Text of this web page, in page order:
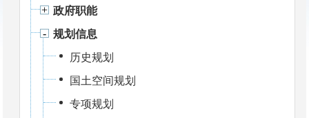
政府职能
规划信息
历史规划
国土空间规划
专项规划